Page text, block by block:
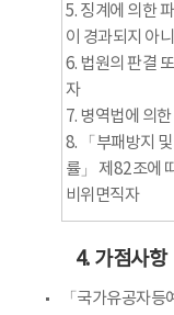
5. 징계에 의한
이 경과되지 아
6. 법원의 판결
자
7. 병역법에 의
8. 「부패방지
률」 제82조에
비위면직자
4. 가점사항
「국가유공자